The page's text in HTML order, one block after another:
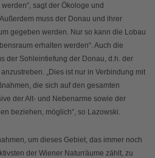
sagt der Ökologe und
muss der Donau und ihrer
gegeben werden. Nur so kann die Lobau
erhalten werden“. Auch die
der Sohleintiefung der Donau, d.h. der
„Dies ist nur in Verbindung mit
die sich auf den gesamten
der Alt- und Nebenarme sowie der
beziehen, möglich“, so Lazowski.
um dieses Gebiet, das immer noch
der Wiener Naturräume zählt, zu